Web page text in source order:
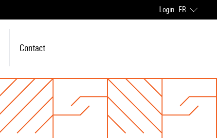
Login FR
Contact